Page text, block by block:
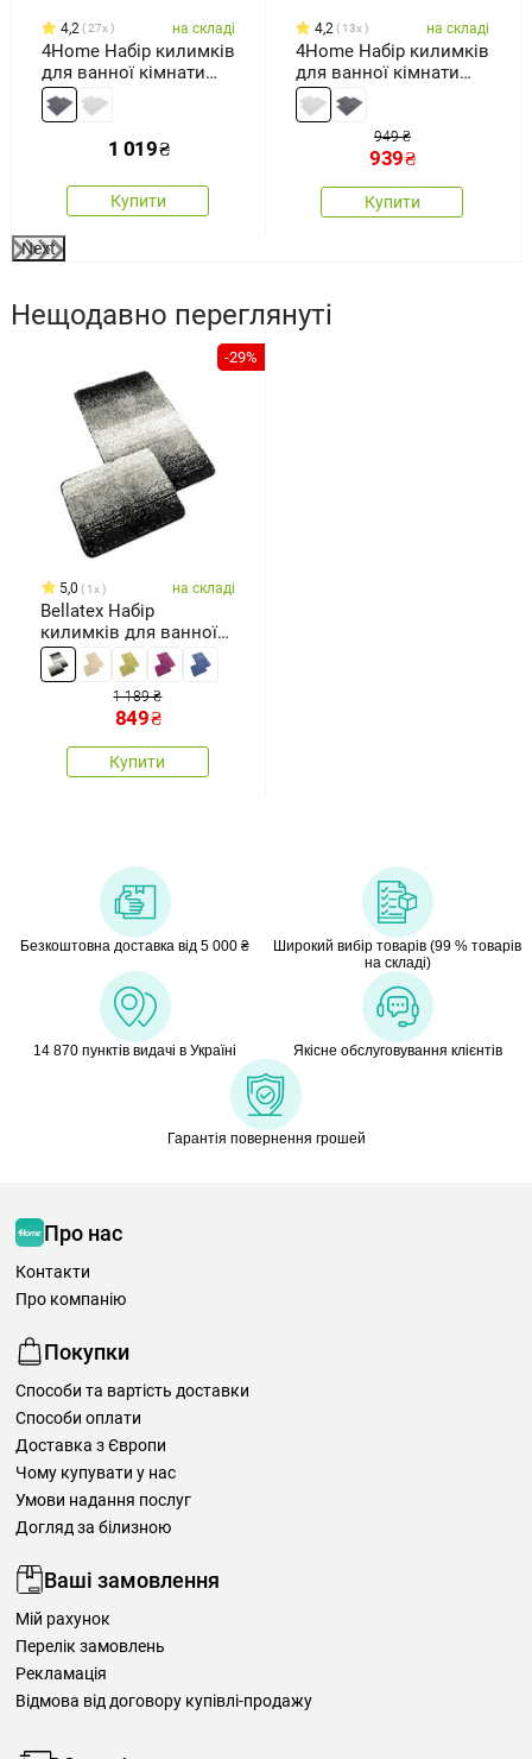
4,2 27x на складі
4Home Набір килимків
для ванної кімнати
Retta, 50 x 60 см, 60 x
100 см
1 019₴
Купити
4,2 13x на складі
4Home Набір килимків
для ванної кімнати
Welle, 50 x 60 см, 60 x
100 см
949 ₴
939₴
Купити
Next
Нещодавно переглянуті
-29%
5,0 1x на складі
Bellatex Набір
килимків для ванної
кімнати безвирізу
BANYSILVER чорний,
60 x 100, 60 x 50 см
1 189 ₴
849₴
Купити
Безкоштовна доставка від 5 000 ₴
Широкий вибір товарів (99 % товарів
на складі)
14 870 пунктів видачі в Україні Якісне обслуговування клієнтів
Гарантія повернення грошей
Про нас
Контакти
Про компанію
Покупки
Способи та вартість доставки
Способи оплати
Доставка з Європи
Чому купувати у нас
Умови надання послуг
Догляд за білизною
Ваші замовлення
Мій рахунок
Перелік замовлень
Рекламація
Відмова від договору купівлі-продажу